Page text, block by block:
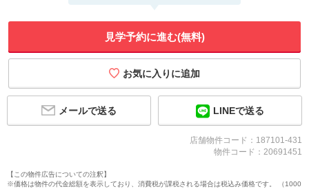
見学予約に進む(無料)
メールで送る LINEで送る
店舗物件コード：187101-431
物件コード：20691451
【この物件広告についての注釈】
※価格は物件の代金総額を表示しており、消費税が課税される場合は税込み価格です。 （1000